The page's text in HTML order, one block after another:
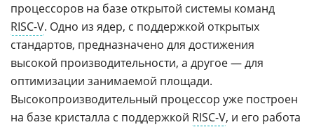
процессоров на базе открытой системы команд
RISC-V. Одно из ядер, с поддержкой открытых
стандартов, предназначено для достижения
высокой производительности, а другое — для
оптимизации занимаемой площади.
Высокопроизводительный процессор уже построен
на базе кристалла с поддержкой RISC-V, и его работа